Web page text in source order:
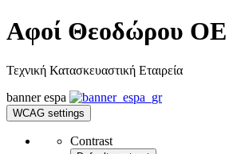
Αφοί Θεοδώρου OE
Τεχνική Κατασκευαστική Εταιρεία
banner espa
WCAG settings
Contrast